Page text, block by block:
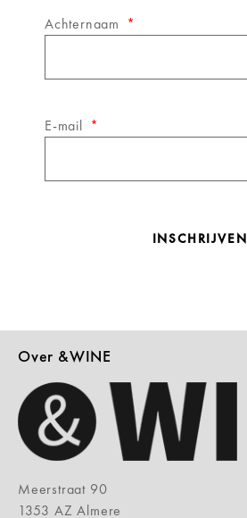
Achternaam
E-mail
INSCHRIJVEN
Over &WINE
Meerstraat 90
1353 AZ Almere